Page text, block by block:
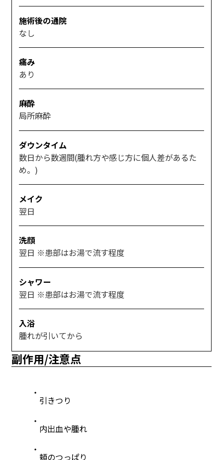
施術後の通院
なし
痛み
あり
麻酔
局所麻酔
ダウンタイム
数日から数週間(腫れ方や感じ方に個人差があるた
め。)
メイク
翌日
洗顔
翌日 ※患部はお湯で流す程度
シャワー
翌日 ※患部はお湯で流す程度
入浴
腫れが引いてから
副作用/注意点
引きつり
内出血や腫れ
頬のつっぱり